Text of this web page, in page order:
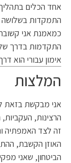
אחד הכלים
התמקדות בשלושה
כמאמנת אני
התקדמות בדרך
אימון עבורי הוא
המלצות
אני מבקשת בזאת
הרצינות,
זה לצד האמפתיה
האוזן הקשבת,
הביטחון, שאני